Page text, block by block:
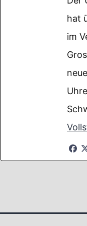
hat
im